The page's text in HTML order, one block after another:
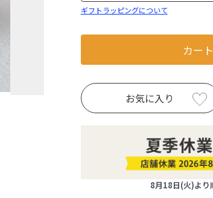
ギフトラッピングについて
カー
お気に入り
8月18日(火)より